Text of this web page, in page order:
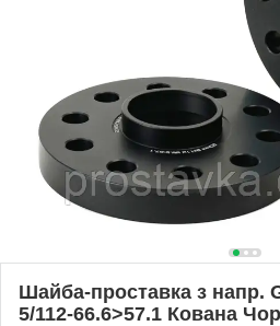
Шайба-проставка з напр.
5/112-66.6>57.1 Кована